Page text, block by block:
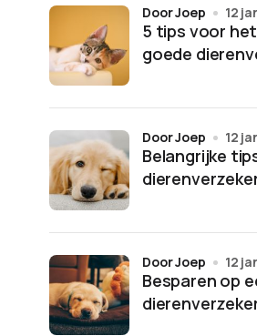
5 tips voor
goede
door Joep 12
Belangrijke
door Joep 12
Besparen op
door Joep 12